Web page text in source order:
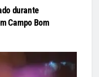
durante
Campo Bom